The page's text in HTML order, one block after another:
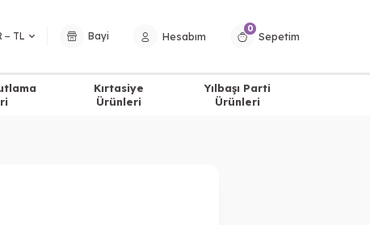
− TL Bayi Hesabım
0
Sepetim
Kırtasiye
Ürünleri
Yılbaşı Parti
Ürünleri